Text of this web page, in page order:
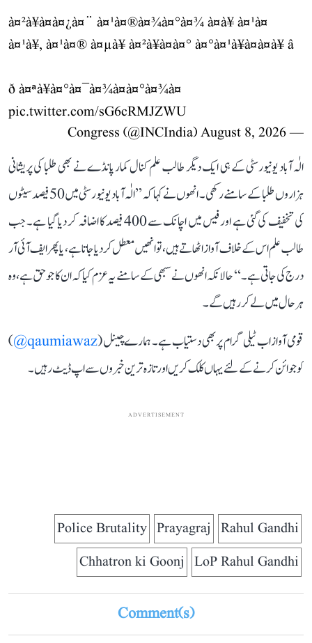
à¤²à¥à¤à¤¿à¤¨ à¤¹à¤®à¤¾à¤°à¤¾ à¤à¥ à¤¹à¤
à¤¹à¥, à¤¹à¤® à¤µà¥ à¤²à¥à¤à¤° à¤°à¤¹à¥à¤à¤à¥ â
ð à¤ªà¥à¤°à¤¯à¤¾à¤à¤°à¤¾à¤
pic.twitter.com/sG6cRMJZWU
— Congress (@INCIndia)
August 8, 2026
الٰہ آباد یونیورسٹی کے ہی ایک دیگر طالب علم کنال کمار پانڈے نے بھی طلبا کی پریشانی
ہزاروں طلبا کے سامنے رکھی۔ انھوں نے کہا کہ ’’الٰہ آباد یونیورسٹی میں 50 فیصد سیٹوں
کی تخفیف کی گئی ہے اور فیس میں اچانک سے 400 فیصد کا اضافہ کر دیا گیا ہے۔ جب
طالب علم اس کے خلاف آواز اٹھاتے ہیں، تو انھیں معطل کر دیا جاتا ہے، یا پھر ایف آئی آر
درج کی جاتی ہے۔‘‘ حالانکہ انھوں نے سبھی کے سامنے یہ عزم کیا کہ ان کا جو حق ہے، وہ
ہر حال میں لے کر رہیں گے۔
قومی آواز اب ٹیلی گرام پر بھی دستیاب ہے۔ ہمارے چینل (qaumiawaz@
)
کو جوائن کرنے کے لئے یہاں کلک کریں اور تازہ ترین خبروں سے اپ ڈیٹ رہیں۔
ADVERTISEMENT
Rahul Gandhi
Prayagraj
Police Brutality
LoP Rahul Gandhi
Chhatron ki Goonj
Comment(s)